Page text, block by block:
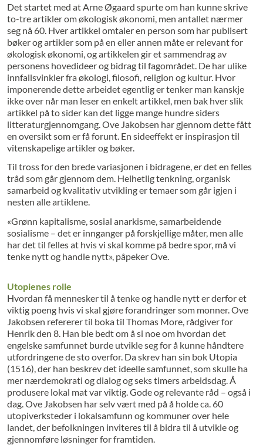
Det startet med at Arne Øgaard spurte om han kunne skrive
to-tre artikler om økologisk økonomi, men antallet nærmer
seg nå 60. Hver artikkel omtaler en person som har publisert
bøker og artikler som på en eller annen måte er relevant for
økologisk økonomi, og artikkelen gir et sammendrag av
personens hovedideer og bidrag til fagområdet. De har ulike
innfallsvinkler fra økologi, filosofi, religion og kultur. Hvor
imponerende dette arbeidet egentlig er tenker man kanskje
ikke over når man leser en enkelt artikkel, men bak hver slik
artikkel på to sider kan det ligge mange hundre siders
litteraturgjennomgang. Ove Jakobsen har gjennom dette fått
en oversikt som er få forunt. En sideeffekt er inspirasjon til
vitenskapelige artikler og bøker.
Til tross for den brede variasjonen i bidragene, er det en felles
tråd som går gjennom dem. Helhetlig tenkning, organisk
samarbeid og kvalitativ utvikling er temaer som går igjen i
nesten alle artiklene.
«Grønn kapitalisme, sosial anarkisme, samarbeidende
sosialisme – det er innganger på forskjellige måter, men alle
har det til felles at hvis vi skal komme på bedre spor, må vi
tenke nytt og handle nytt», påpeker Ove.
Utopienes rolle
Hvordan få mennesker til å tenke og handle nytt er derfor et
viktig poeng hvis vi skal gjøre forandringer som monner. Ove
Jakobsen refererer til boka til Thomas More, rådgiver for
Henrik den 8. Han ble bedt om å si noe om hvordan det
engelske samfunnet burde utvikle seg for å kunne håndtere
utfordringene de sto overfor. Da skrev han sin bok Utopia
(1516), der han beskrev det ideelle samfunnet, som skulle ha
mer nærdemokrati og dialog og seks timers arbeidsdag. Å
produsere lokal mat var viktig. Gode og relevante råd – også i
dag. Ove Jakobsen har selv vært med på å holde ca. 60
utopiverksteder i lokalsamfunn og kommuner over hele
landet, der befolkningen inviteres til å bidra til å utvikle og
gjennomføre løsninger for framtiden.